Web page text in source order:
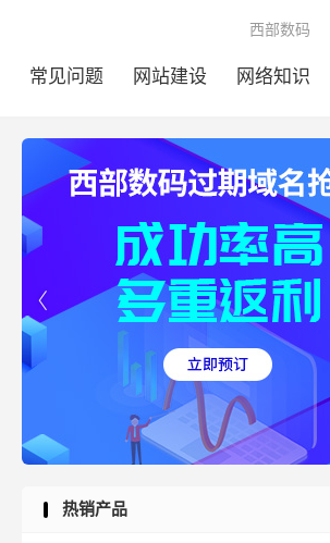
常见问题 网站建设 网络知识
西部数码

热销产品